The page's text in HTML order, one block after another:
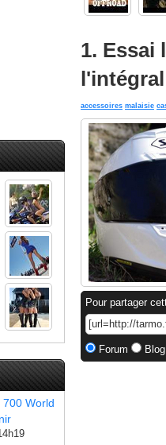
700 World
1. Essai
accessoires malaisie
Pour partager
Forum